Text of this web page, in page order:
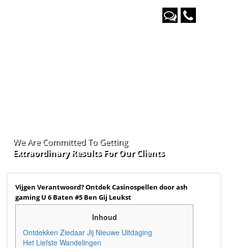
We Are Committed To Getting
Extraordinary Results For Our Clients
Vijgen Verantwoord? Ontdek Casinospellen door ash
gaming U 6 Baten #5 Ben Gij Leukst
Inhoud
Ontdekken Ziedaar Jij Nieuwe Uitdaging
Het Liefste Wandelingen